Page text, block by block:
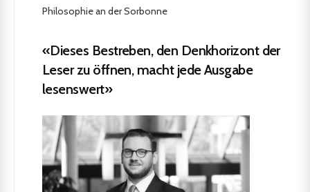
Philosophie an der Sorbonne
«Dieses Bestreben, den Denkhorizont der
Leser zu öffnen, macht jede Ausgabe
lesenswert»